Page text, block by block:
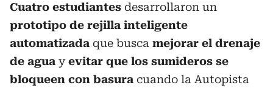
Cuatro estudiantes desarrollaron un
prototipo de rejilla inteligente
automatizada que busca mejorar el drenaje
de agua yevitar que los sumideros se
bloqueen con basura cuando la Autopista